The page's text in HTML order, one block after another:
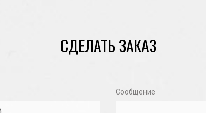
СДЕЛАТЬ ЗАКАЗ
Сообщение